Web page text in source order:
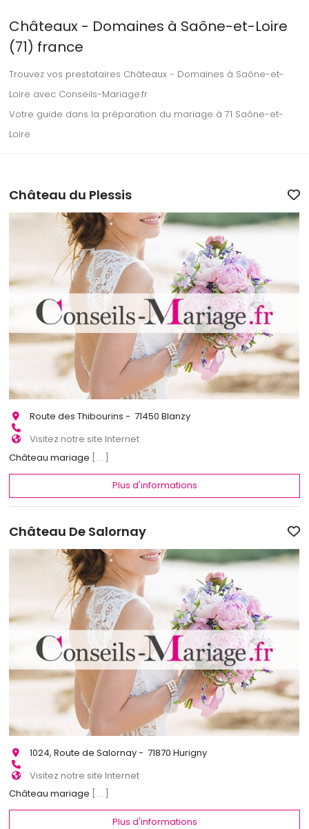
Châteaux - Domaines à Saône-et-Loire
(71) france
Trouvez vos prestataires Châteaux - Domaines à Saône-et-
Loire avec Conseils-Mariage.fr
Votre guide dans la préparation du mariage à 71 Saône-et-
Loire
Château du Plessis
Route des Thibourins - 71450 Blanzy
Visitez notre site Internet
Château mariage [...]
Plus d'informations
Château De Salornay
1024, Route de Salornay - 71870 Hurigny
Visitez notre site Internet
Château mariage
[...]
Plus d'informations